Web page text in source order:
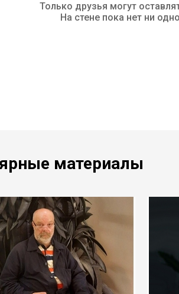
Только друзья могут
На стене пока нет ни
материалы